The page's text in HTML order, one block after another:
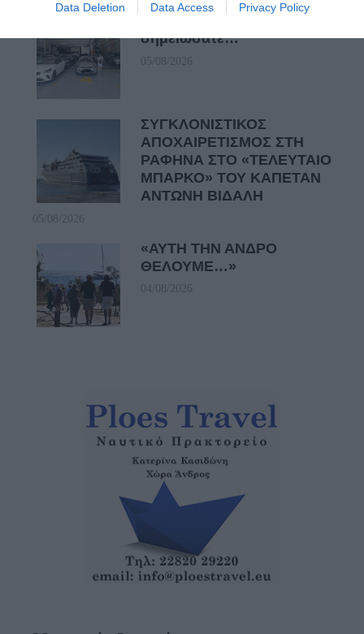
Data Deletion Data Access Privacy Policy
σημειώσατε…
05/08/2026
ΣΥΓΚΛΟΝΙΣΤΙΚΟΣ
ΑΠΟΧΑΙΡΕΤΙΣΜΟΣ ΣΤΗ
ΡΑΦΗΝΑ ΣΤΟ «ΤΕΛΕΥΤΑΙΟ
ΜΠΑΡΚΟ» ΤΟΥ ΚΑΠΕΤΑΝ
ΑΝΤΩΝΗ ΒΙΔΑΛΗ
05/08/2026
«ΑΥΤΗ ΤΗΝ ΑΝΔΡΟ
ΘΕΛΟΥΜΕ…»
04/08/2026